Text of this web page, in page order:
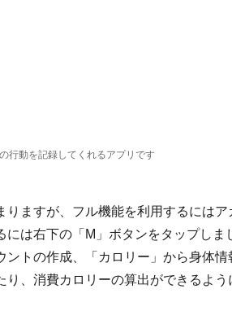
行動を記録してくれるアプリです
ますが、フル機能を利用するには
は右下の「M」ボタンをタップしま
トの作成、「カロリー」から身体
、消費カロリーの算出ができるよう